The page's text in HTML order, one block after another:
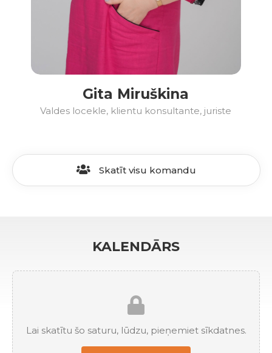
Gita Miruškina
Valdes locekle, klientu konsultante, juriste
Skatīt visu komandu
KALENDĀRS
Lai skatītu šo saturu, lūdzu, pieņemiet sīkdatnes.